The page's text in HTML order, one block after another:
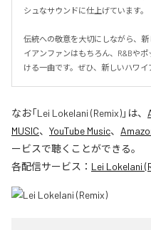
シュなサウンドに仕上げています。
伝統への敬意を大切にしながら、新
イアンファンはもちろん、R&Bや
ける一曲です。ぜひ、新しいハワイ
なお「Lei Lokelani (Remix)」は、
MUSIC、 YouTube Music、
ービスで聴くことができる。
各配信サービス： Lei Lokelani